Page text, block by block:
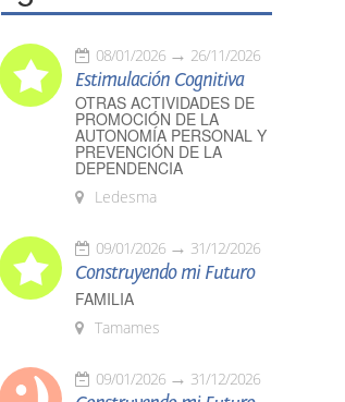
08/01/2026 26/11/2026
Estimulación Cognitiva
OTRAS ACTIVIDADES DE
PROMOCIÓN DE LA
AUTONOMÍA PERSONAL Y
PREVENCIÓN DE LA
DEPENDENCIA
Ledesma
09/01/2026 31/12/2026
Construyendo mi Futuro
FAMILIA
Tamames
09/01/2026 31/12/2026